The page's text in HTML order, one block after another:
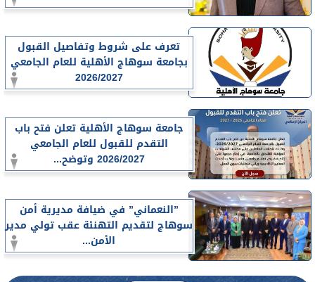
تعرف على شروط وتفاصيل القبول
بجامعة سوهاج الأهلية للعام الجامعي
2026/2027
جامعة سوهاج الأهلية تعلن فتح باب
التقدم للقبول للعام الجامعي
2026/2027 وتوضح...
”النعماني” في ضيافة مديرية أمن
سوهاج لتقديم التهنئة عقب تولي مدير
الأمن...